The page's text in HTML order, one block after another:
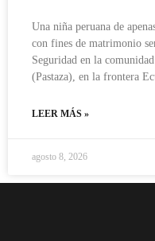
Una niña peruana de
con fines de matrimonio
Seguridad en la
(Pastaza), en la frontera
LEER MÁS »
agosto 8, 2026